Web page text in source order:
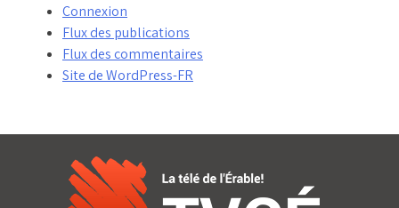
Connexion
Flux des publications
Flux des commentaires
Site de WordPress-FR